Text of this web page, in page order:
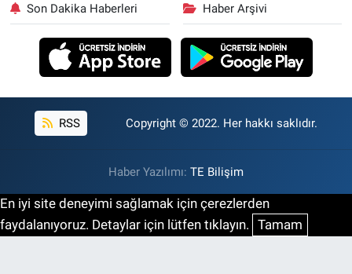
Son Dakika Haberleri Haber Arşivi
RSS Copyright © 2022. Her hakkı saklıdır.
Haber Yazılımı: TE Bilişim
En iyi site deneyimi sağlamak için çerezlerden
faydalanıyoruz. Detaylar için lütfen tıklayın. Tamam